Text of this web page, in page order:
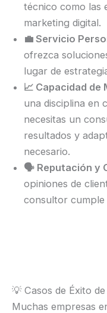
técnico como las
marketing digital.
💼 Servicio
ofrezca
lugar de
📈 Capacidad
una disciplina en
necesitas un
resultados y
necesario.
🗣️ Reputación y
opiniones de
consultor cumple
💡 Casos de Éxito
Muchas empresas